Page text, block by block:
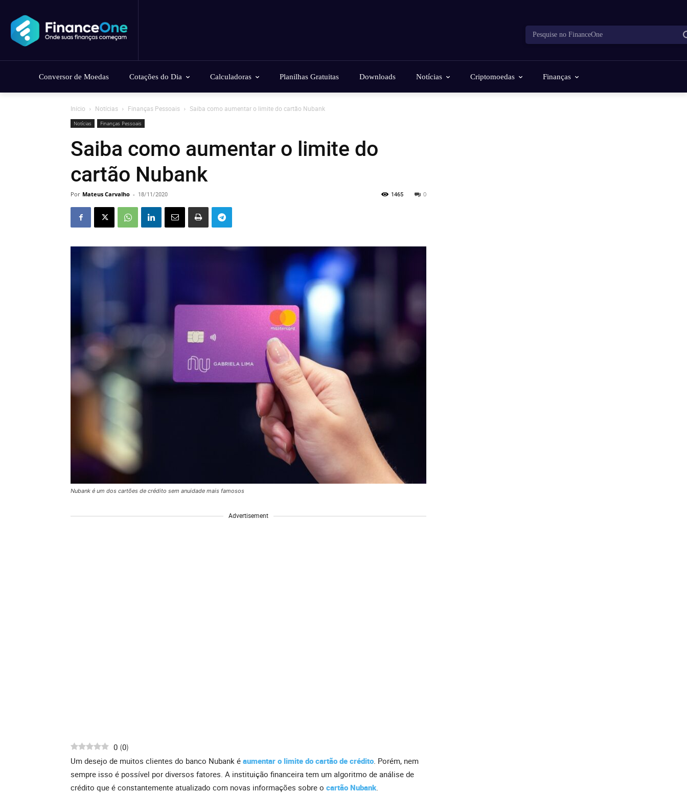
Pesquise no FinanceOne
Conversor de Moedas Cotações do Dia Calculadoras Planilhas Gratuitas Downloads Notícias Criptomoedas Finanças
Início Notícias Finanças Pessoais Saiba como aumentar o limite do cartão Nubank
Notícias Finanças Pessoais
Saiba como aumentar o limite do
cartão Nubank
Por Mateus Carvalho - 18/11/2020 0
1465
Nubank é um dos cartões de crédito sem anuidade mais famosos
Advertisement
0 (0)
Um desejo de muitos clientes do banco Nubank é aumentar o limite do cartão de crédito. Porém, nem
sempre isso é possível por diversos fatores. A instituição financeira tem um algoritmo de análise de
crédito que é constantemente atualizado com novas informações sobre o cartão Nubank.